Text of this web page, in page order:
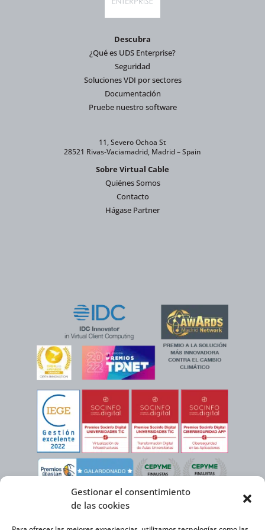
Gestionar el consentimiento
de las cookies
Descubra
¿Qué es UDS Enterprise?
Seguridad
Soluciones VDI por sectores
Documentación
Pruebe nuestro software
11, Severo Ochoa St
28521 Rivas-Vaciamadrid, Madrid – Spain
Sobre Virtual Cable
Quiénes Somos
Contacto
Hágase Partner